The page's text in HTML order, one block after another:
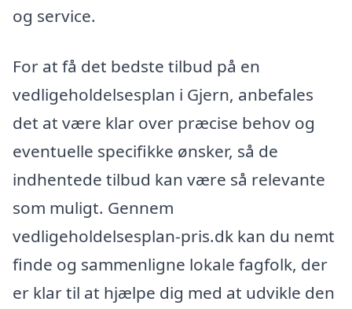
og service.
For at få det bedste tilbud på en
vedligeholdelsesplan i Gjern, anbefales
det at være klar over præcise behov og
eventuelle specifikke ønsker, så de
indhentede tilbud kan være så relevante
som muligt. Gennem
vedligeholdelsesplan-pris.dk kan du nemt
finde og sammenligne lokale fagfolk, der
er klar til at hjælpe dig med at udvikle den